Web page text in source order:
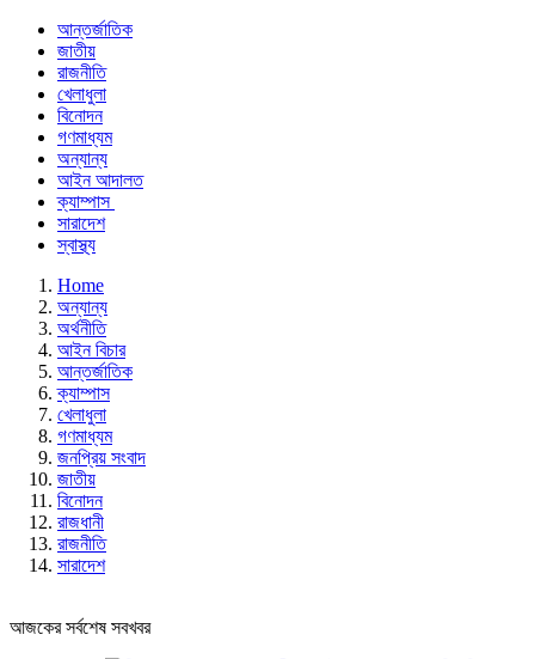
আন্তর্জাতিক
জাতীয়
রাজনীতি
খেলাধুলা
বিনোদন
গণমাধ্যম
অন্যান্য
আইন আদালত
ক্যাম্পাস
সারাদেশ
স্বাস্থ্য
Home
অন্যান্য
অর্থনীতি
আইন বিচার
আন্তর্জাতিক
ক্যাম্পাস
খেলাধুলা
গণমাধ্যম
জনপ্রিয় সংবাদ
জাতীয়
বিনোদন
রাজধানী
রাজনীতি
সারাদেশ
আজকের সর্বশেষ সবখবর